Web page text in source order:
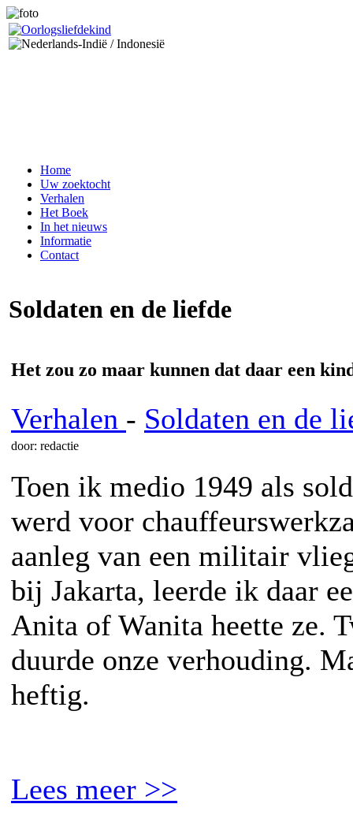
Home
Uw zoektocht
Verhalen
Het Boek
In het nieuws
Informatie
Contact
Soldaten en de liefde
Het zou zo maar kunnen dat daar een
Verhalen - Soldaten en de
door: redactie
Toen ik medio 1949 als
werd voor
aanleg van een militair
bij Jakarta, leerde ik daar
Anita of Wanita heette ze.
duurde onze verhouding.
heftig.
Lees meer >>